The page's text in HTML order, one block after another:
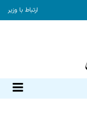
ارتباط با وزیر